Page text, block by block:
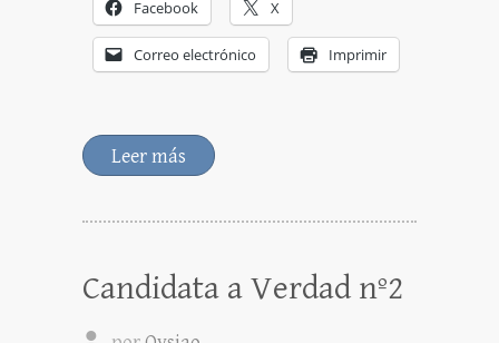
Facebook X
Correo electrónico Imprimir
Leer más
Candidata a Verdad nº2